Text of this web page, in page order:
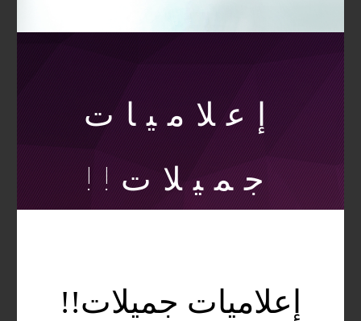
إعلاميات
جميلات!!
إعلاميات جميلات!!